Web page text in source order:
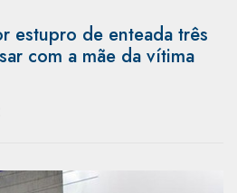
estupro de enteada três
com a mãe da vítima